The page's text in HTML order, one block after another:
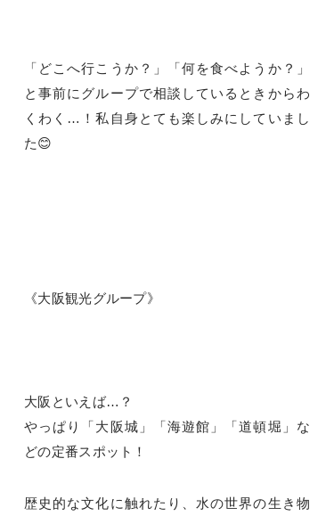
「どこへ行こうか？」「何を食べようか？」
と事前にグループで相談しているときからわ
くわく…！私自身とても楽しみにしていまし
た😊
《大阪観光グループ》
大阪といえば…？
やっぱり「大阪城」「海遊館」「道頓堀」な
どの定番スポット！
歴史的な文化に触れたり、水の世界の生き物